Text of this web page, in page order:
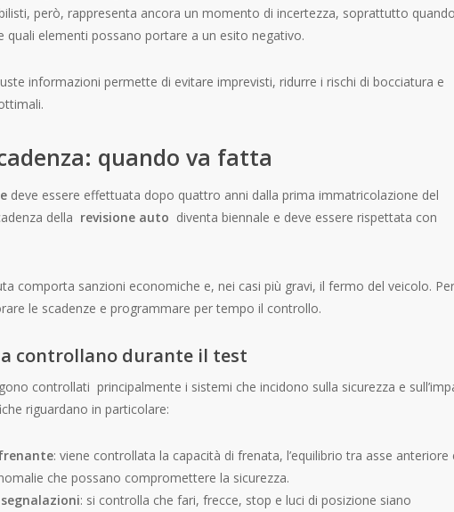
però, rappresenta ancora un momento di incertezza, soprattutto
quali elementi possano portare a un esito negativo.
informazioni permette di evitare imprevisti, ridurre i rischi di bocciatura e
quando va fatta
deve essere effettuata dopo quattro anni dalla prima immatricolazione del
della revisione auto diventa biennale e deve essere rispettata con
comporta sanzioni economiche e, nei casi più gravi, il fermo del veicolo. Per
le scadenze e programmare per tempo il controllo.
controllano durante il test
controllati principalmente i sistemi che incidono sulla sicurezza e
riguardano in particolare:
: viene controllata la capacità di frenata, l’equilibrio tra asse anteriore
che possano compromettere la sicurezza.
: si controlla che fari, frecce, stop e luci di posizione siano